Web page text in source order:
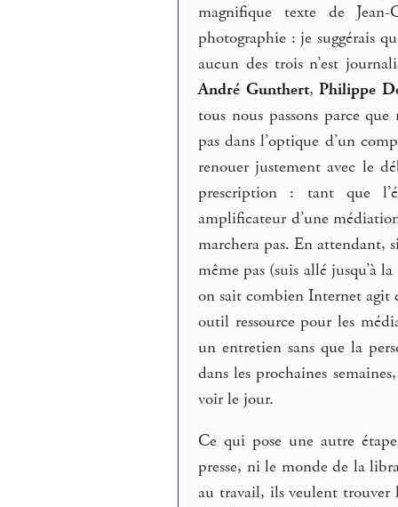
magnifique texte de
photographie : je suggérais
aucun des trois n’est
André Gunthert,Philippe
tous nous passons parce
pas dans l’optique d’un
renouer justement avec le
prescription : tant que
amplificateur d’une
marchera pas. En attendant,
même pas (suis allé jusqu’à
on sait combien Internet agit
outil ressource pour les
un entretien sans que la
dans les prochaines
voir le jour.
Ce qui pose une autre
presse, ni le monde de la
au travail, ils veulent trouver